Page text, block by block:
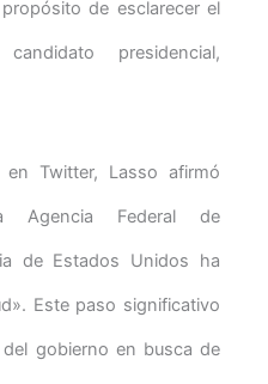
de esclarecer el
presidencial,
Twitter, Lasso afirmó
Agencia Federal de
de Estados Unidos ha
Este paso significativo
gobierno en busca de